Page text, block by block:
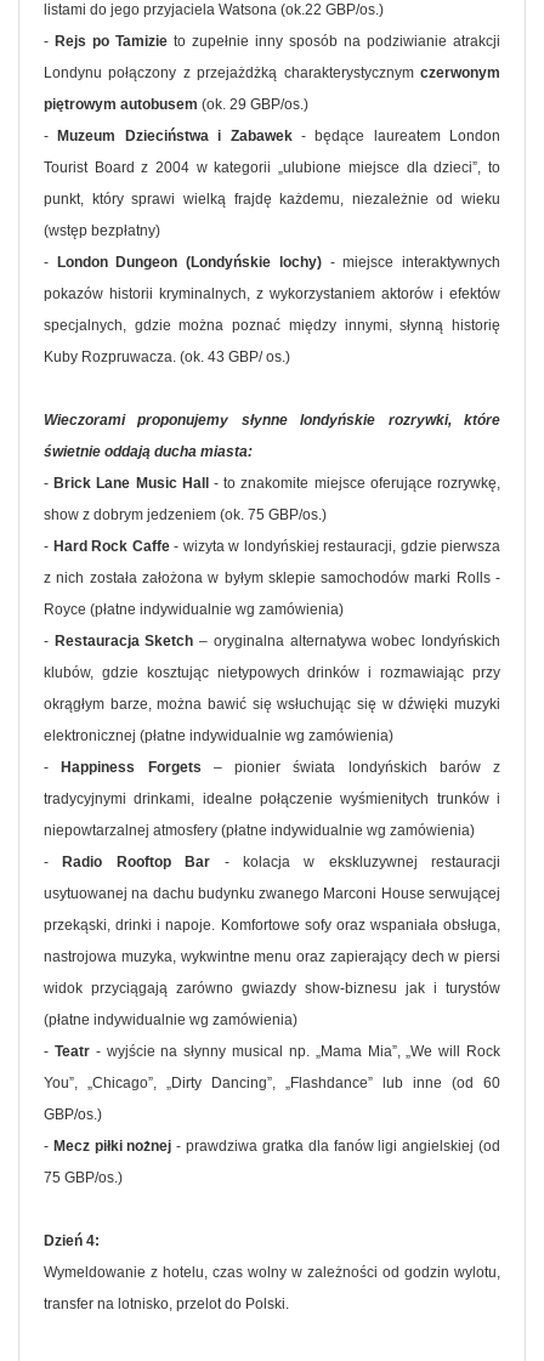
listami do jego przyjaciela Watsona (ok.22 GBP/os.)
- Rejs po Tamizie to zupełnie inny sposób na podziwianie atrakcji
Londynu połączony z przejażdżką charakterystycznymczerwonym
piętrowym autobusem (ok. 29 GBP/os.)
-
Muzeum Dzieciństwa i Zabawek- będące laureatem London
Tourist Board z 2004 w kategorii „ulubione miejsce dla dzieci”, to
punkt, który sprawi wielką frajdę każdemu, niezależnie od wieku
(wstęp bezpłatny)
-
London Dungeon (Londyńskie lochy) - miejsce interaktywnych
pokazów historii kryminalnych, z wykorzystaniem aktorów i efektów
specjalnych, gdzie można poznać między innymi, słynną historię
Kuby Rozpruwacza. (ok. 43 GBP/ os.)
Wieczorami proponujemy słynne londyńskie rozrywki, które
świetnie oddają ducha miasta:
- Brick Lane Music Hall
- to znakomite miejsce oferujące rozrywkę,
show z dobrym jedzeniem (ok. 75 GBP/os.)
- Hard Rock Caffe- wizyta w londyńskiej restauracji, gdzie pierwsza
z nich została założona w byłym sklepie samochodów marki Rolls -
Royce (płatne indywidualnie wg zamówienia)
- Restauracja Sketch– oryginalna alternatywa wobec londyńskich
klubów, gdzie kosztując nietypowych drinków i rozmawiając przy
okrągłym barze, można bawić się wsłuchując się w dźwięki muzyki
elektronicznej (płatne indywidualnie wg zamówienia)
-
Happiness Forgets – pionier świata londyńskich barów z
tradycyjnymi drinkami, idealne połączenie wyśmienitych trunków i
niepowtarzalnej atmosfery (płatne indywidualnie wg zamówienia)
-
Radio Rooftop Bar - kolacja w ekskluzywnej restauracji
usytuowanej na dachu budynku zwanego Marconi House serwującej
przekąski, drinki i napoje. Komfortowe sofy oraz wspaniała obsługa,
nastrojowa muzyka, wykwintne menu oraz zapierający dech w piersi
widok przyciągają zarówno gwiazdy show-biznesu jak i turystów
(płatne indywidualnie wg zamówienia)
- Teatr - wyjście na słynny musical np. „Mama Mia”, „We will Rock
You”, „Chicago”, „Dirty Dancing”, „Flashdance” lub inne (od 60
GBP/os.)
- Mecz piłki nożnej - prawdziwa gratka dla fanów ligi angielskiej (od
75 GBP/os.)
Dzień 4:
Wymeldowanie z hotelu, czas wolny w zależności od godzin wylotu,
transfer na lotnisko, przelot do Polski.